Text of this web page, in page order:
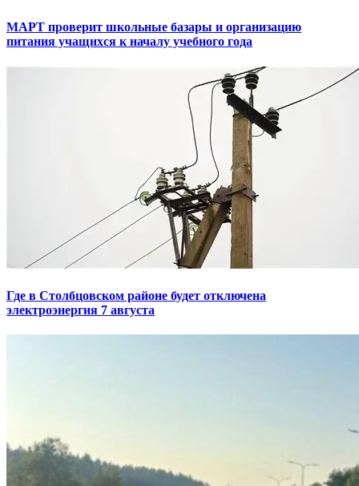
МАРТ проверит школьные базары и организацию
питания учащихся к началу учебного года
Где в Столбцовском районе будет отключена
электроэнергия 7 августа